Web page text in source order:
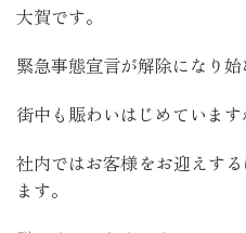
大賀です。
緊急事態宣言が解除になり始
街中も賑わいはじめています
社内ではお客様をお迎えす
ます。